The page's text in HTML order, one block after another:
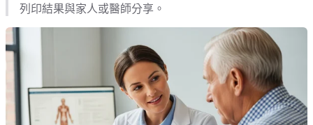
列印結果與家人或醫師分享。